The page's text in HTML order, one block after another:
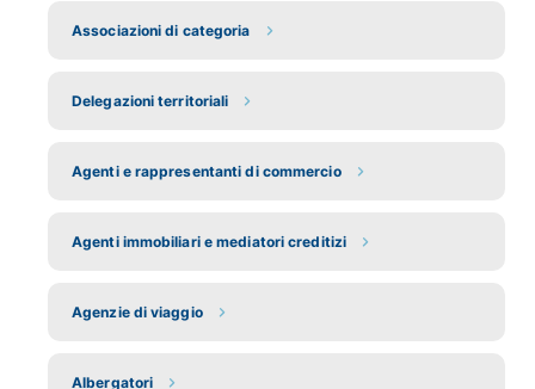
Associazioni di categoria
Delegazioni territoriali
Agenti e rappresentanti di commercio
Agenti immobiliari e mediatori creditizi
Agenzie di viaggio
Albergatori